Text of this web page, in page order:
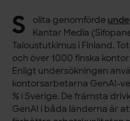
S olita genomförde
Kantar Media
Taloustutkimus i Finland.
och över 1000 finska
Enligt undersökningen
kontorsarbetarna GenAI-
% i Sverige. De främsta
GenAI i båda länderna är